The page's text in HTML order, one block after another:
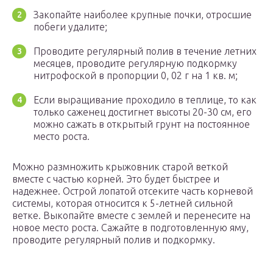
Закопайте наиболее крупные почки, отросшие
побеги удалите;
Проводите регулярный полив в течение летних
месяцев, проводите регулярную подкормку
нитрофоской в пропорции 0, 02 г на 1 кв. м;
Если выращивание проходило в теплице, то как
только саженец достигнет высоты 20-30 см, его
можно сажать в открытый грунт на постоянное
место роста.
Можно размножить крыжовник старой веткой
вместе с частью корней. Это будет быстрее и
надежнее. Острой лопатой отсеките часть корневой
системы, которая относится к 5-летней сильной
ветке. Выкопайте вместе с землей и перенесите на
новое место роста. Сажайте в подготовленную яму,
проводите регулярный полив и подкормку.